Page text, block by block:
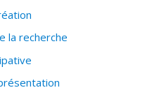
de leurs relations.
la recherche